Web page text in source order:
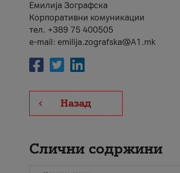
Емилија Зографска
Корпоративни комуникации
тел. +389 75 400505
e-mail: emilija.zografska@A1.mk
Назад
Слични содржини